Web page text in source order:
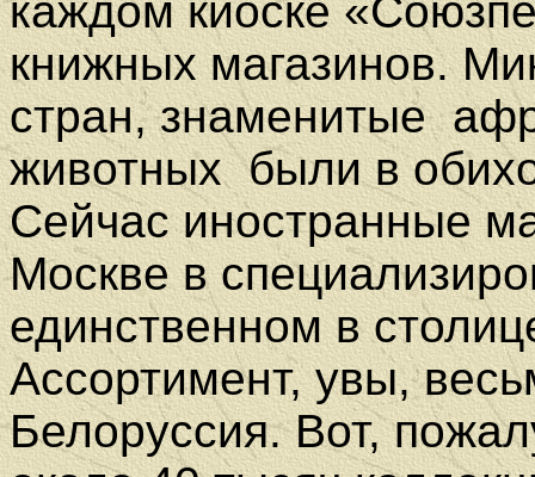
каждом киоске
книжных магазинов.
стран, знаменитые
животных были в
Сейчас иностранные
Москве в
единственном в
Ассортимент, увы,
Белоруссия. Вот,